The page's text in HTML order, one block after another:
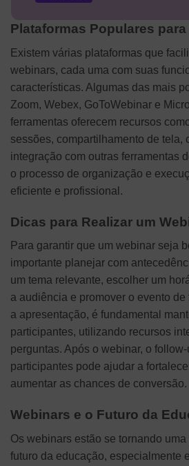
Plataformas Populares
Existem várias plataformas que
webinars, cada uma com suas
características. Algumas das mais
Zoom, Webex, GoToWebinar e
ferramentas oferecem recursos
sessões, compartilhamento de tela,
integração com outras ferramentas
o processo de organização e
eficiente e profissional.
Dicas para Realizar um
Para garantir que um webinar seja
importante planejar com
um tema relevante, escolher um
a audiência e promover o evento
a apresentação, é fundamental
participantes, utilizando recursos
perguntas. Após o webinar, o
participantes pode ajudar a
aumentar as chances de conversão.
Webinars e o Futuro da
Os webinars estão se tornando
futuro da educação, especialmente